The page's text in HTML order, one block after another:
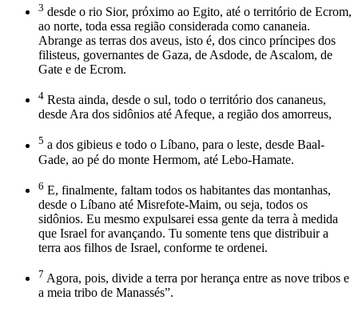
3 desde o rio Sior, próximo ao Egito, até o território de Ecrom,
ao norte, toda essa região considerada como cananeia.
Abrange as terras dos aveus, isto é, dos cinco príncipes dos
filisteus, governantes de Gaza, de Asdode, de Ascalom, de
Gate e de Ecrom.
4 Resta ainda, desde o sul, todo o território dos cananeus,
desde Ara dos sidônios até Afeque, a região dos amorreus,
5 a dos gibieus e todo o Líbano, para o leste, desde Baal-
Gade, ao pé do monte Hermom, até Lebo-Hamate.
6 E, finalmente, faltam todos os habitantes das montanhas,
desde o Líbano até Misrefote-Maim, ou seja, todos os
sidônios. Eu mesmo expulsarei essa gente da terra à medida
que Israel for avançando. Tu somente tens que distribuir a
terra aos filhos de Israel, conforme te ordenei.
7 Agora, pois, divide a terra por herança entre as nove tribos e
a meia tribo de Manassés”.